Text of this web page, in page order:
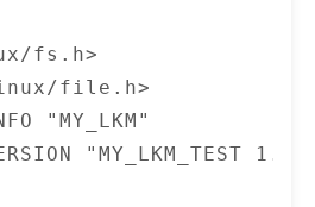
cr0 = read_cr0();
&cr0);
fs.h>
file.h>
"MY_LKM"
"MY_LKM_TEST